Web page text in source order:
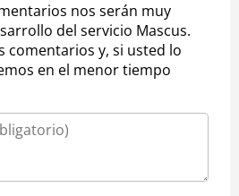
nos serán muy
del servicio Mascus.
comentarios y, si usted lo
en el menor tiempo